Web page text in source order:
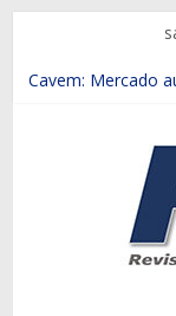
contenido
Chile es el primer
Salfa suma
Samex amplía su
SINOTRUK Pick-
la Expo Compras